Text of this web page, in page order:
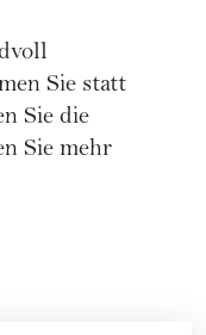
Sie statt
Sie die
Sie mehr